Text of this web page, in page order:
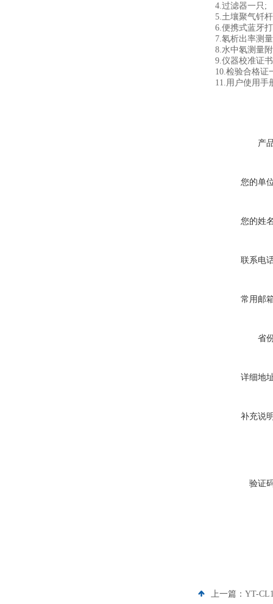
4.过滤器一只;
5.土壤聚气钎杆
6.便携式蓝牙打
7.氡析出率测量
8.水中氡测量附
9.仪器校准证书
10.检验合格证
11.用户使用手
产
您的单
您的姓
联系电
常用邮
省
详细地
补充说
验证
上一篇： YT-